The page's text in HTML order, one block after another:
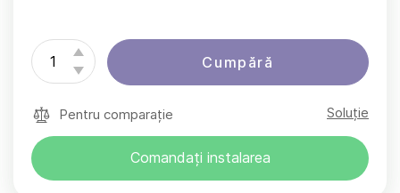
Cumpără
Pentru comparație Soluție
Comandați instalarea